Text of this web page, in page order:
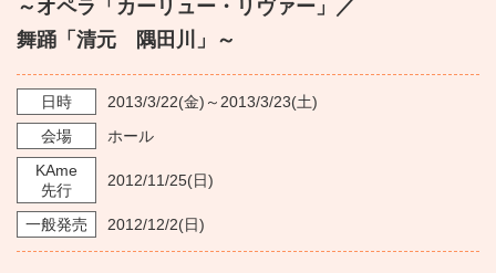
・ レストラン/カフェ
～オペラ「カーリュー・リヴァー」／
舞踊「清元 隅田川」～
日時 2013/3/22(金)～ 2013/3/23(土)
会場
ホール
KAme
先行
2012/11/25(日)
一般発売 2012/12/2(日)